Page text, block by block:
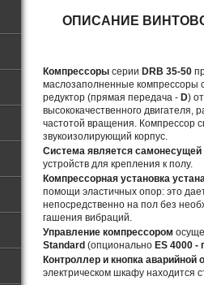
ОПИСАНИЕ
Компрессоры серии DRB 35-50
маслозаполненные компрессоры
редуктор (прямая передача - D)
высококачественного
частотой вращения. Компрессор
звукоизолирующий корпус.
Система является самонесущей
устройств для крепления к полу.
Компрессорная установка
помощи эластичных опор: это
непосредственно на пол без
гашения вибраций.
Управление компрессором
Standard (опционально ES 4000 -
Контроллер и кнопка аварийной
электрическом шкафу находится